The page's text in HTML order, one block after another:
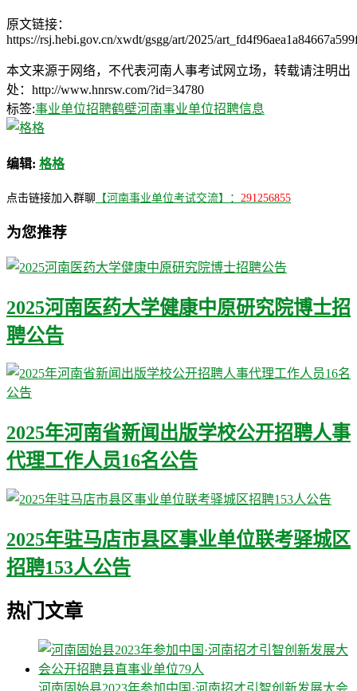
原文链接：
https://rsj.hebi.gov.cn/xwdt/gsgg/art/2025/
本文来源于网络，不代表河南人事考试网立场，转载请注明出
处：http://www.hnrsw.com/?id=34780
标签:事业单位招聘鹤壁河南事业单位招聘信息
编辑: 格格
点击链接加入群聊 【河南事业单位考试交流】： 291256855
为您推荐
2025河南医药大学健康中原研究院博士招
聘公告
2025年河南省新闻出版学校公开招聘人事
代理工作人员16名公告
2025年驻马店市县区事业单位联考驿城区
招聘153人公告
热门文章
河南固始县2023年参加中国·河南招才引智创新发展大会